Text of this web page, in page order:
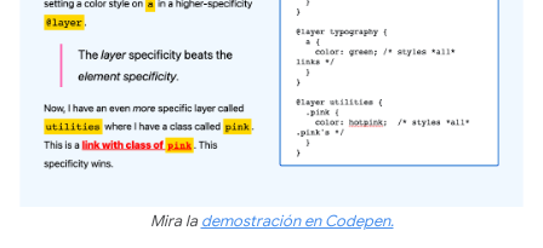
Mira lademostración en Codepen.